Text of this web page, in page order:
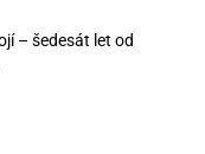
– šedesát let od